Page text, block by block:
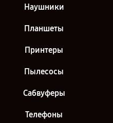
Наушники
Планшеты
Принтеры
Пылесосы
Сабвуферы
Телефоны